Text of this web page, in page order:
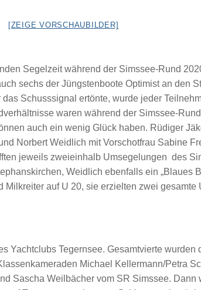
[ZEIGE VORSCHAUBILDER]
Segelzeit während der Simssee-Rund
sechs der Jüngstenboote Optimist an den
Schusssignal ertönte, wurde jeder
waren während der Simssee-
auch ein wenig Glück haben. Rüdiger
Norbert Weidlich mit Vorschotfrau Sabine
jeweils zweieinhalb Umsegelungen des
Weidlich ebenfalls ein „Blaues
auf U 20, sie erzielten zwei
Yachtclubs Tegernsee. Gesamtvierte
Michael Kellermann/Petra
Sascha Weilbächer vom SR Simssee.